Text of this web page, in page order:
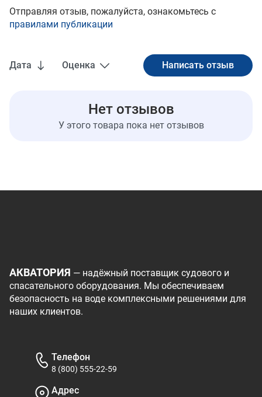
Дата Оценка
Нет отзывов
У этого товара пока нет отзывов
Отправляя отзыв, пожалуйста, ознакомьтесь с
правилами публикации
АКВАТОРИЯ — надёжный поставщик судового и
спасательного оборудования. Мы обеспечиваем
безопасность на воде комплексными решениями для
наших клиентов.
Телефон
8 (800) 555-22-59
Адрес